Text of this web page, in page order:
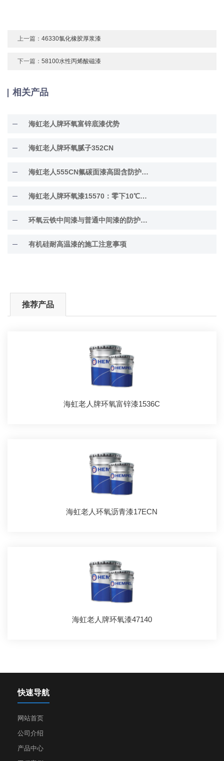
上一篇：46330氯化橡胶厚浆漆
下一篇：58100水性丙烯酸磁漆
相关产品
海虹老人牌环氧富锌底漆优势
海虹老人牌环氧腻子352CN
海虹老人555CN氟碳面漆高固含防护面漆
海虹老人牌环氧漆15570：零下10℃低温固化
环氧云铁中间漆与普通中间漆的防护差异解析
有机硅耐高温漆的施工注意事项
推荐产品
海虹老人牌环氧富锌漆1536C
海虹老人环氧沥青漆17ECN
海虹老人牌环氧漆47140
快速导航
网站首页
公司介绍
产品中心